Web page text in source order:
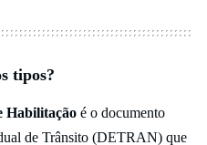
tipos?
Habilitação é o documento
de Trânsito (DETRAN) que